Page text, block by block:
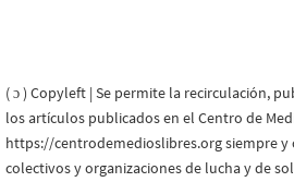
( ɔ ) Copyleft | Se permite la recirculación,
los artículos publicados en el Centro de
https://centrodemedioslibres.org siempre y
colectivos y organizaciones de lucha y de